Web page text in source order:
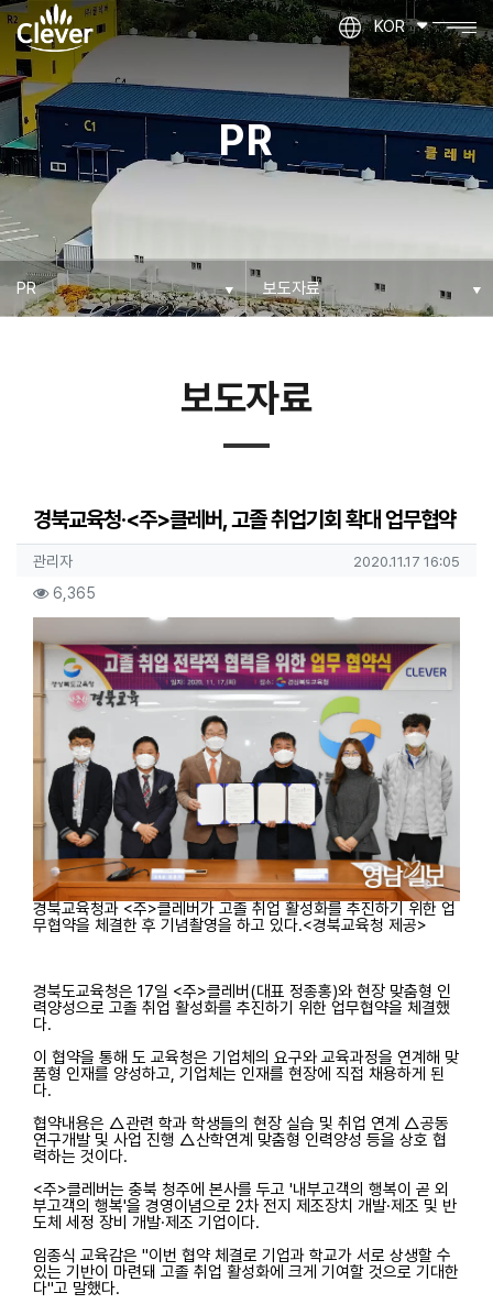
KOR
PR
보도자료
경북교육청·<주>클레버, 고졸 취업기회 확대 업무협약
작성자 정보
관리자작성 작성일
2020.11.17 16:05
컨텐츠 정보
6,365
본문
경북교육청과 <주>클레버가 고졸 취업 활성화를 추진하기 위한 업
무협약을 체결한 후 기념촬영을 하고 있다.<경북교육청 제공>
경북도교육청은 17일 <주>클레버(대표 정종홍)와 현장 맞춤형 인
력양성으로 고졸 취업 활성화를 추진하기 위한 업무협약을 체결했
다.
이 협약을 통해 도 교육청은 기업체의 요구와 교육과정을 연계해 맞
품형 인재를 양성하고, 기업체는 인재를 현장에 직접 채용하게 된
다.
협약내용은 △관련 학과 학생들의 현장 실습 및 취업 연계 △공동
연구개발 및 사업 진행 △산학연계 맞춤형 인력양성 등을 상호 협
력하는 것이다.
<주>클레버는 충북 청주에 본사를 두고 '내부고객의 행복이 곧 외
부고객의 행복'을 경영이념으로 2차 전지 제조장치 개발·제조 및 반
도체 세정 장비 개발·제조 기업이다.
임종식 교육감은 "이번 협약 체결로 기업과 학교가 서로 상생할 수
있는 기반이 마련돼 고졸 취업 활성화에 크게 기여할 것으로 기대한
다"고 말했다.